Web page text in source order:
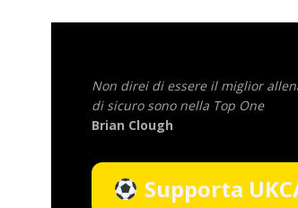
Non direi di essere il miglior
di sicuro sono nella Top One
Brian Clough
Supporta